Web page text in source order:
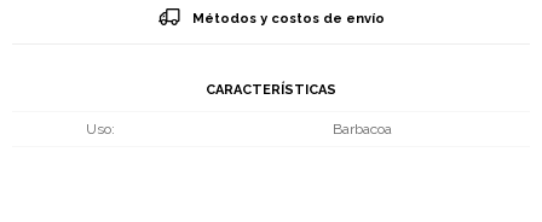
Métodos y costos de envío
CARACTERÍSTICAS
Uso Barbacoa